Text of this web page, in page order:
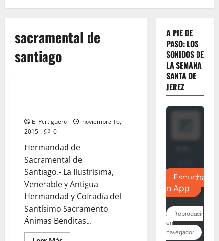
sacramental de
santiago
El Pertiguero
noviembre 16,
2015
0
Hermandad de
Sacramental de
Santiago.- La Ilustrísima,
Venerable y Antigua
Hermandad y Cofradía del
Santísimo Sacramento,
Ánimas Benditas...
A PIE DE
PASO: LOS
SONIDOS DE
LA SEMANA
SANTA DE
JEREZ